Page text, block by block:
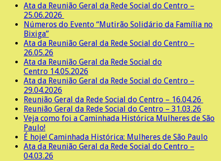
Ata da Reunião Geral da Rede Social do Centro –
25.06.2026
Números do Evento “Mutirão Solidário da Família no
Bixiga”
Ata da Reunião Geral da Rede Social do Centro –
26.05.26
Ata da Reunião Geral da Rede Social do
Centro 14.05.2026
Ata da Reunião Geral da Rede Social do Centro –
29.04.2026
Reunião Geral da Rede Social do Centro – 16.04.26
Reunião Geral da Rede Social do Centro – 31.03.26
Veja como foi a Caminhada Histórica Mulheres de São
Paulo!
É hoje! Caminhada Histórica: Mulheres de São Paulo
Ata da Reunião Geral da Rede Social do Centro –
04.03.26